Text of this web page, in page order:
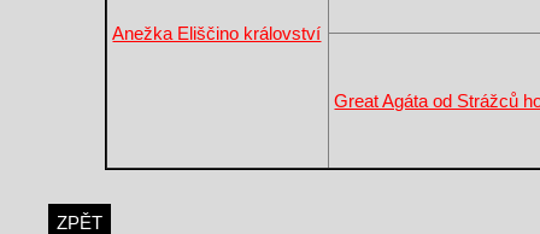
Anežka Eliščino království
Great Agáta od Strážců
ZPĚT